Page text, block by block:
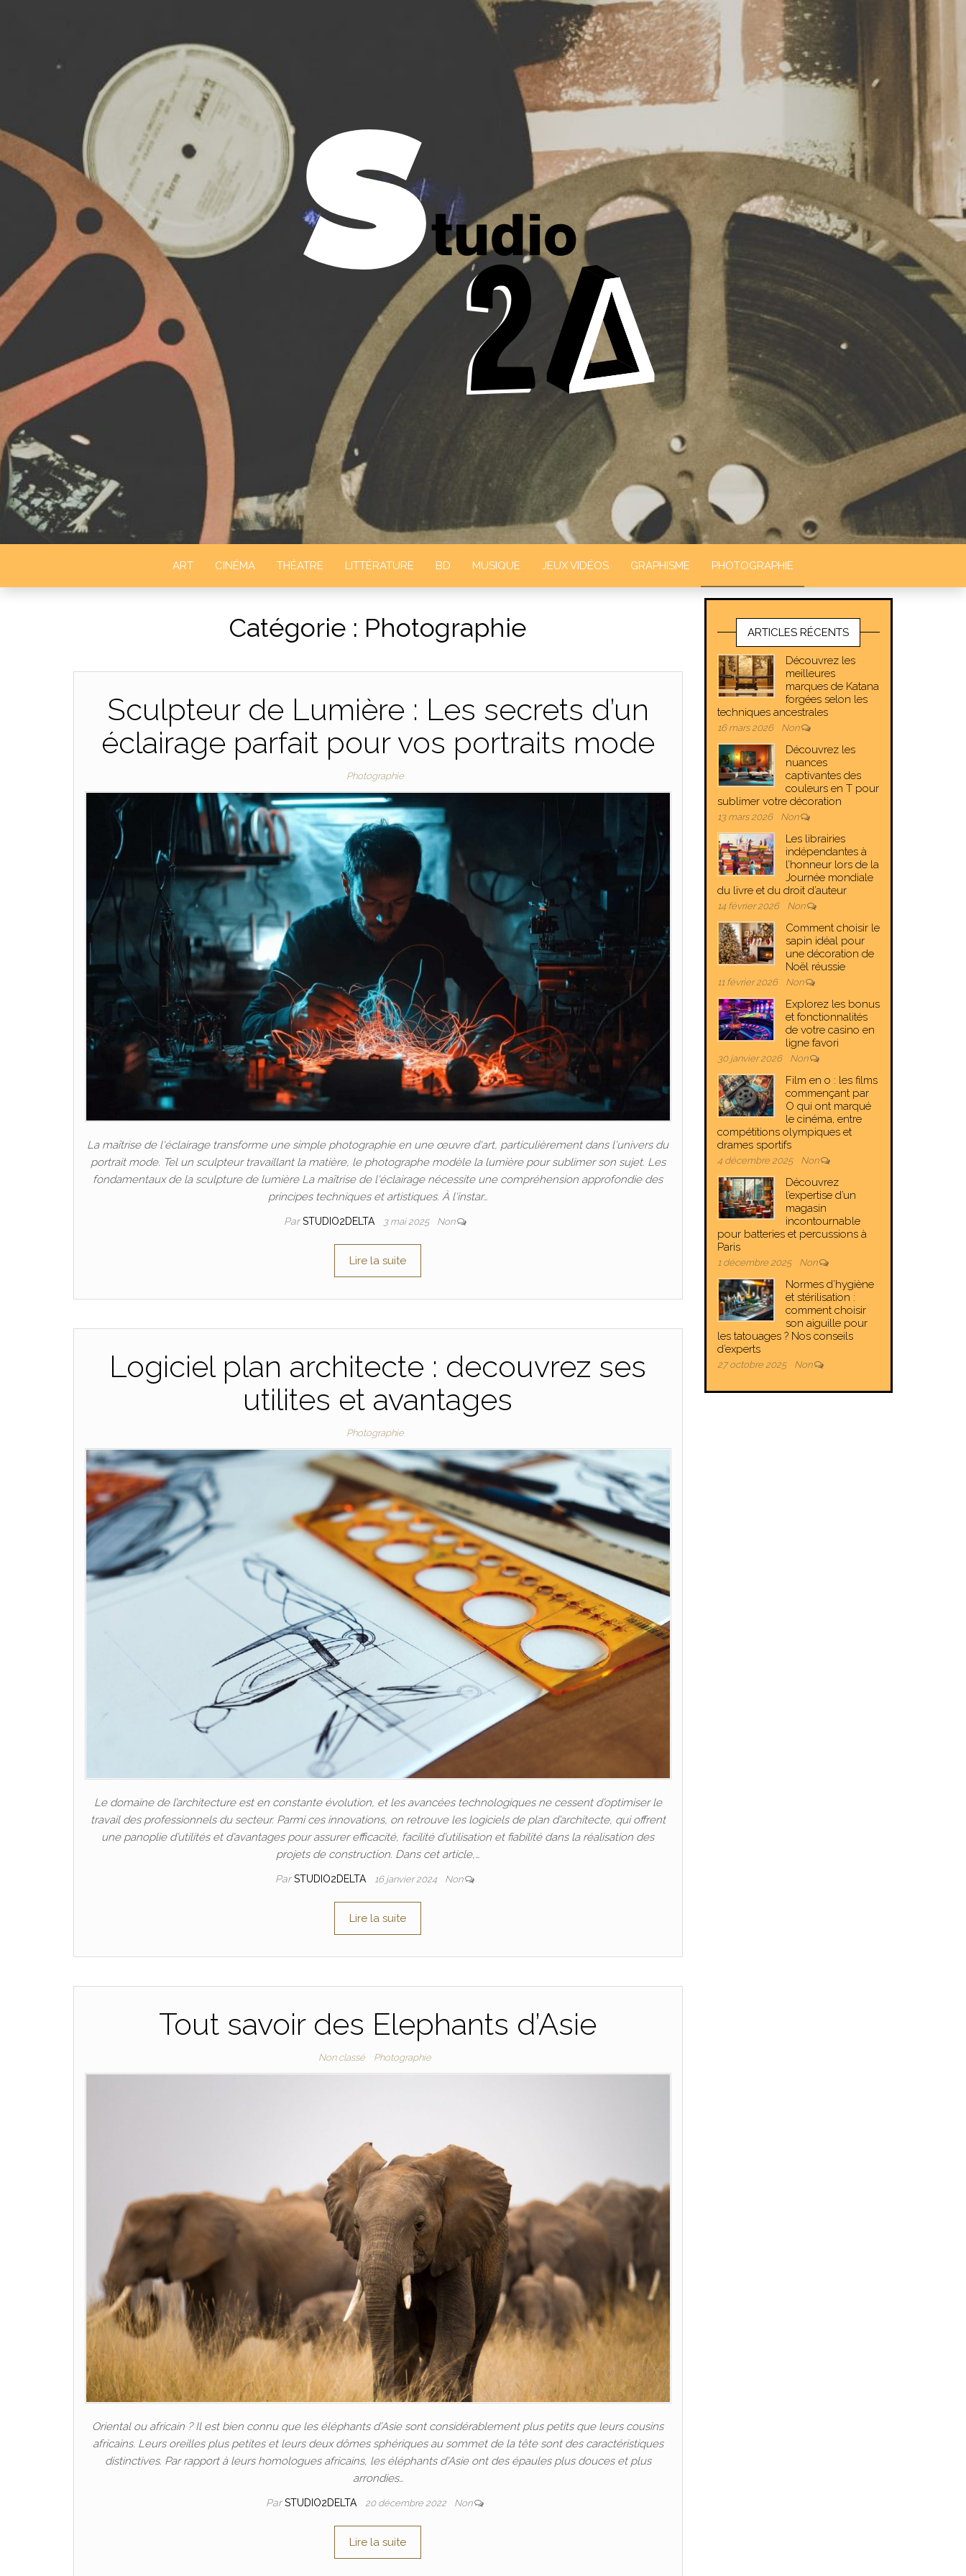
STUDIO 2 DELTA
ART CINÉMA THÉATRE LITTÉRATURE BD MUSIQUE JEUX VIDÉOS GRAPHISME PHOTOGRAPHIE
Catégorie : Photographie
Sculpteur de Lumière : Les secrets d’un
éclairage parfait pour vos portraits mode
Photographie
La maîtrise de l'éclairage transforme une simple photographie en une œuvre d'art, particulièrement dans l'univers du
portrait mode. Tel un sculpteur travaillant la matière, le photographe modèle la lumière pour sublimer son sujet. Les
fondamentaux de la sculpture de lumière La maîtrise de l'éclairage nécessite une compréhension approfondie des
principes techniques et artistiques. À l'instar…
ParSTUDIO2DELTA 3 mai 2025 Non
Lire la suite
Logiciel plan architecte : decouvrez ses
utilites et avantages
Photographie
Le domaine de l’architecture est en constante évolution, et les avancées technologiques ne cessent d’optimiser le
travail des professionnels du secteur. Parmi ces innovations, on retrouve les logiciels de plan d’architecte, qui offrent
une panoplie d’utilités et d’avantages pour assurer efficacité, facilité d’utilisation et fiabilité dans la réalisation des
projets de construction. Dans cet article,…
ParSTUDIO2DELTA 16 janvier 2024 Non
Lire la suite
Tout savoir des Elephants d’Asie
Non classé Photographie
Oriental ou africain ? Il est bien connu que les éléphants d’Asie sont considérablement plus petits que leurs cousins
africains. Leurs oreilles plus petites et leurs deux dômes sphériques au sommet de la tête sont des caractéristiques
distinctives. Par rapport à leurs homologues africains, les éléphants d’Asie ont des épaules plus douces et plus
arrondies…
ParSTUDIO2DELTA 20 décembre 2022 Non
Lire la suite
ARTICLES RÉCENTS
Découvrez les
meilleures
marques de Katana
forgées selon les
techniques ancestrales
16 mars 2026 Non
Découvrez les
nuances
captivantes des
couleurs en T pour
sublimer votre décoration
13 mars 2026 Non
Les librairies
indépendantes à
l’honneur lors de la
Journée mondiale
du livre et du droit d’auteur
14 février 2026 Non
Comment choisir le
sapin idéal pour
une décoration de
Noël réussie
11 février 2026 Non
Explorez les bonus
et fonctionnalités
de votre casino en
ligne favori
30 janvier 2026 Non
Film en o : les films
commençant par
O qui ont marqué
le cinéma, entre
compétitions olympiques et
drames sportifs
4 décembre 2025 Non
Découvrez
l’expertise d’un
magasin
incontournable
pour batteries et percussions à
Paris
1 décembre 2025 Non
Normes d’hygiène
et stérilisation :
comment choisir
son aiguille pour
les tatouages ? Nos conseils
d’experts
27 octobre 2025 Non